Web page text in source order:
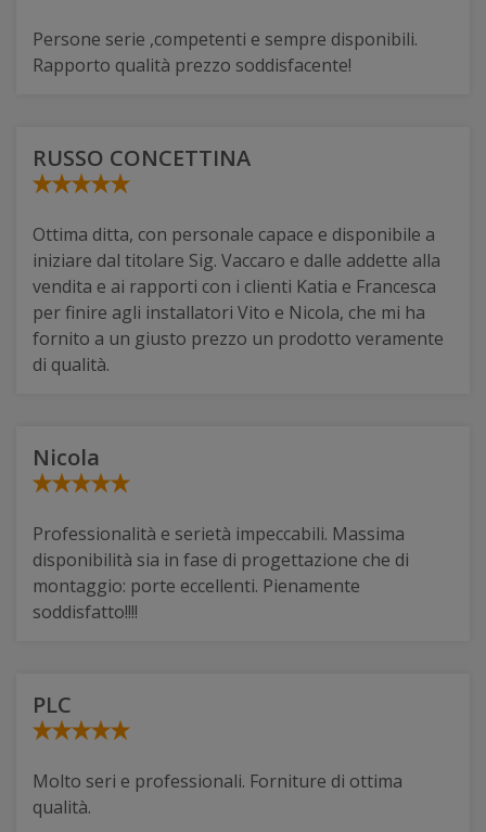
Persone serie ,competenti e sempre disponibili.
Rapporto qualità prezzo soddisfacente!
RUSSO CONCETTINA
Ottima ditta, con personale capace e disponibile a
iniziare dal titolare Sig. Vaccaro e dalle addette alla
vendita e ai rapporti con i clienti Katia e Francesca
per finire agli installatori Vito e Nicola, che mi ha
fornito a un giusto prezzo un prodotto veramente
di qualità.
Nicola
Professionalità e serietà impeccabili. Massima
disponibilità sia in fase di progettazione che di
montaggio: porte eccellenti. Pienamente
soddisfatto!!!!
PLC
Molto seri e professionali. Forniture di ottima
qualità.